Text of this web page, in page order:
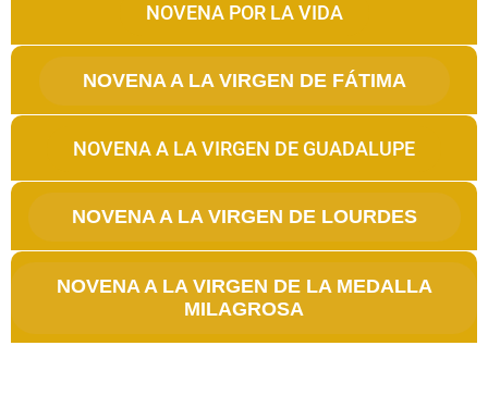
NOVENA POR LA VIDA
NOVENA A LA VIRGEN DE FÁTIMA
NOVENA A LA VIRGEN DE GUADALUPE
NOVENA A LA VIRGEN DE LOURDES
NOVENA A LA VIRGEN DE LA MEDALLA
MILAGROSA